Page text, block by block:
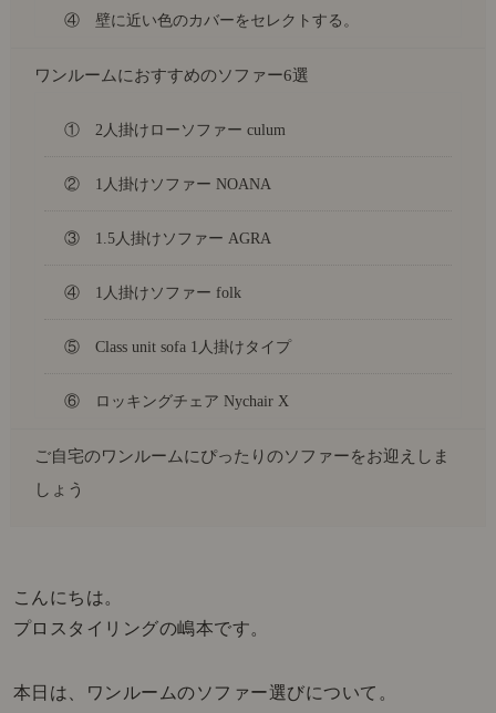
こんにちは。
プロスタイリングの嶋本です。
本日は、ワンルームのソファー選びについて。
④ 壁に近い色のカバーをセレクトする。
ワンルームにおすすめのソファー6選
① 2人掛けローソファー culum
② 1人掛けソファー NOANA
③ 1.5人掛けソファー AGRA
④ 1人掛けソファー folk
⑤ Class unit sofa 1人掛けタイプ
⑥ ロッキングチェア Nychair X
ご自宅のワンルームにぴったりのソファーをお迎えしま
しょう